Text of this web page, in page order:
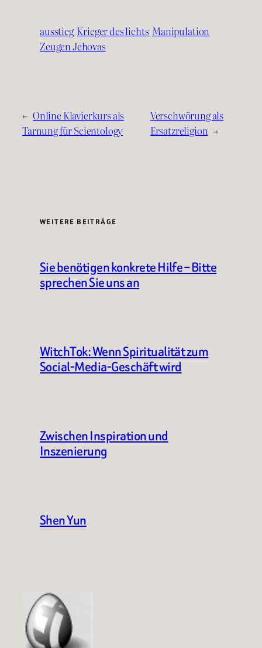
ausstieg Krieger des lichts Manipulation
Zeugen Jehovas
← Online Klavierkurs als
Tarnung für Scientology
Verschwörung als
Ersatzreligion →
WEITERE BEITRÄGE
Sie benötigen konkrete Hilfe – Bitte
sprechen Sie uns an
WitchTok: Wenn Spiritualität zum
Social-Media-Geschäft wird
Zwischen Inspiration und
Inszenierung
Shen Yun